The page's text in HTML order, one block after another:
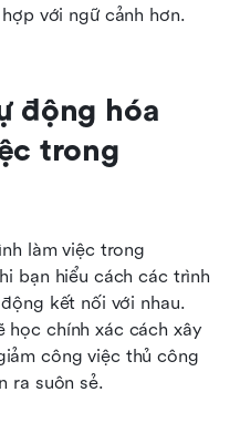
với ngữ cảnh hơn.
động hóa
trong
làm việc trong
bạn hiểu cách các trình
kết nối với nhau.
học chính xác cách xây
công việc thủ công
ra suôn sẻ.